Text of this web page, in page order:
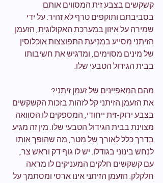
קשקשים בצבע זית המסווים אותם
בסביבתם ותוקפים טרף לא זהיר. על ידי
שמירה על איזון במערכת האקולוגית, הזעמן
הזיתני מסייע במניעת התפוצצות אוכלוסין
של מינים מסוימים, ומדגיש את חשיבותו
בבית הגידול הטבעי שלו.
מהם המאפיינים של זעמן זיתני?
את הזעמן הזיתני קל לזהות בזכות הקשקשים
בצבע ירוק-זית ייחודי, המספקים לו הסוואה
מצוינת בבית הגידול הטבעי שלו. מין זה מגיע
בדרך כלל לאורך של מטר, מה שהופך אותו
לנחש בינוני בגודלו. יש לו גוף דק וראש צר,
עם קשקשים חלקים המעניקים לו מראה
חלקלק. הזעמן הזיתני אינו ארסי ומסתמך על